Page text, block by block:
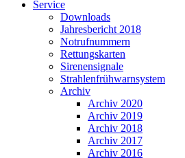
Service
Downloads
Jahresbericht 2018
Notrufnummern
Rettungskarten
Sirenensignale
Strahlenfrühwarnsystem
Archiv
Archiv 2020
Archiv 2019
Archiv 2018
Archiv 2017
Archiv 2016